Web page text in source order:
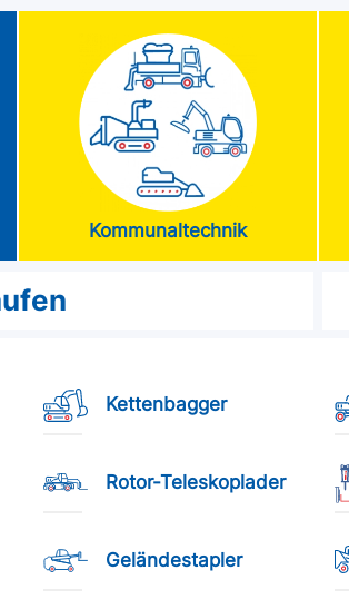
Kommunaltechnik
Kettenbagger
Rotor-Teleskoplader
Geländestapler